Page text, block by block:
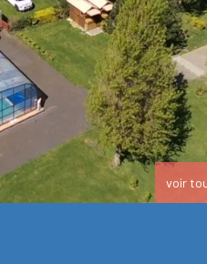
voir